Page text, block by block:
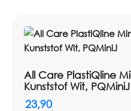
All Care PlastiQline
Kunststof Wit, PQMiniJ
23,90